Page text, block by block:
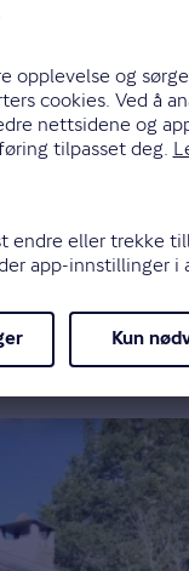
midt på
godt hvis
være spesielle
å legge